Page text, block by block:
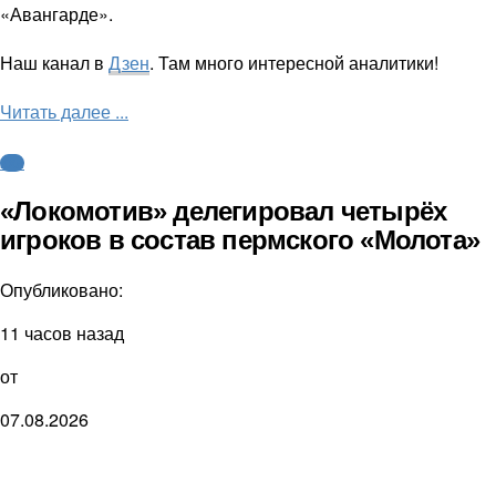
«Авангарде».
Наш канал в Дзен. Там много интересной аналитики!
Читать далее ...
КХЛ
«Локомотив» делегировал четырёх
игроков в состав пермского «Молота»
Опубликовано:
11 часов назад
от
07.08.2026